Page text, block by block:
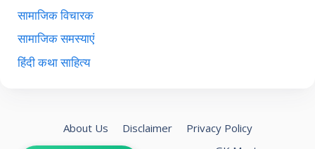
सामाजिक विचारक
सामाजिक समस्याएं
हिंदी कथा साहित्य
About Us Disclaimer
Privacy Policy